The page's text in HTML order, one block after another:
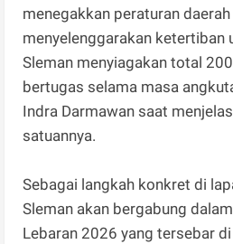
menegakkan peraturan
menyelenggarakan ketertiban
Sleman menyiagakan total
bertugas selama masa
Indra Darmawan saat
satuannya.
Sebagai langkah konkret di
Sleman akan bergabung
Lebaran 2026 yang tersebar